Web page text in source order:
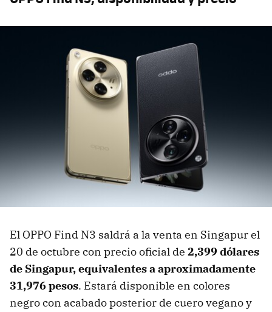
El OPPO Find N3 saldrá a la venta en Singapur el
20 de octubre con precio oficial de 2,399 dólares
de Singapur, equivalentes a aproximadamente
31,976 pesos. Estará disponible en colores
negro con acabado posterior de cuero vegano y